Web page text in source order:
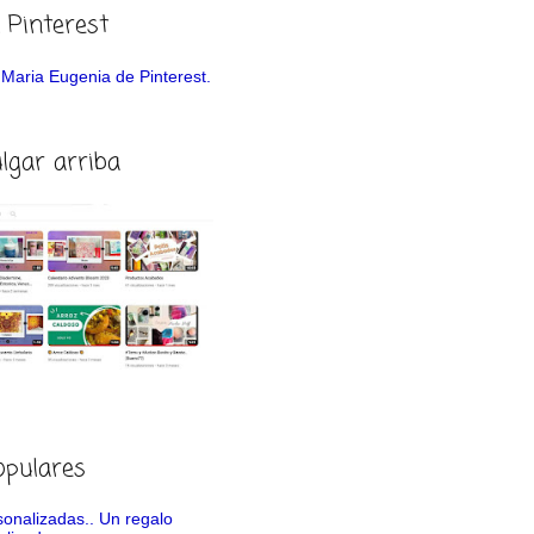
Pinterest
Eugenia de Pinterest.
arriba
Un regalo